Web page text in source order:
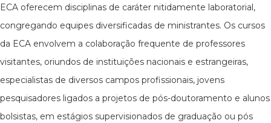
ECA oferecem disciplinas de caráter nitidamente laboratorial,
congregando equipes diversificadas de ministrantes. Os cursos
da ECA envolvem a colaboração frequente de professores
visitantes, oriundos de instituições nacionais e estrangeiras,
especialistas de diversos campos profissionais, jovens
pesquisadores ligados a projetos de pós-doutoramento e alunos
bolsistas, em estágios supervisionados de graduação ou pós